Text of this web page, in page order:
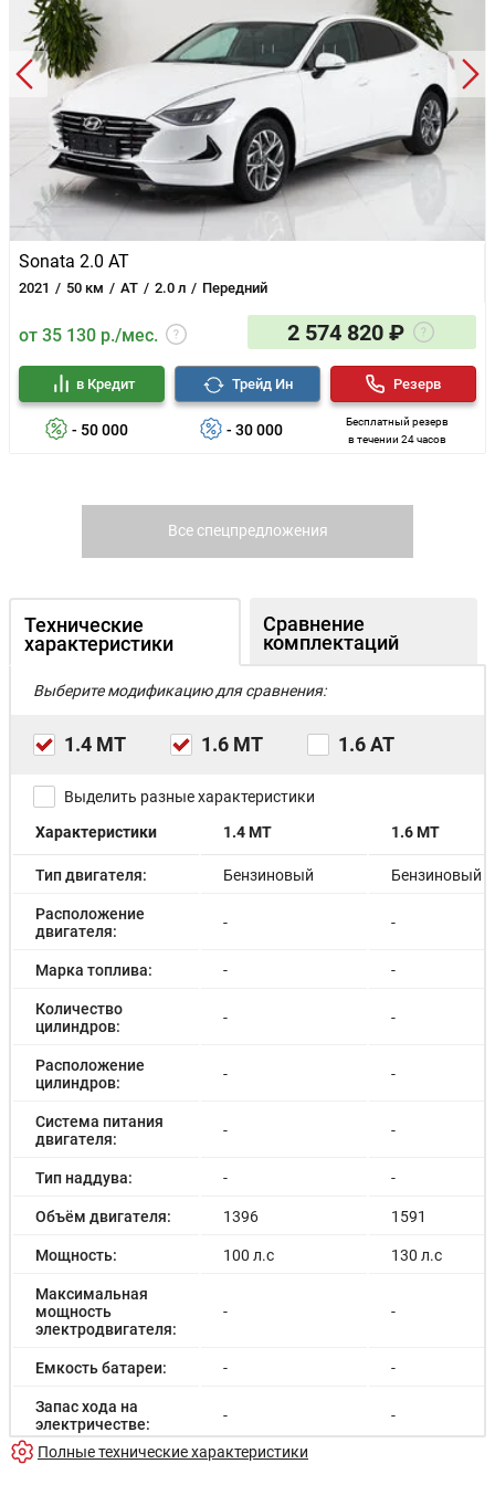
Sonata 2.0 AT
2021 50 км AT 2.0 л Передний
от 35 130 р./мес. 2 574 820 ₽
- 50 000
в Кредит
- 30 000
Трейд Ин
Бесплатный резерв
в течении 24 часов
Резерв
Все спецпредложения
Технические
характеристики
Сравнение
комплектаций
Выберите модификацию для сравнения:
1.4 МТ 1.6 МТ 1.6 АТ
Выделить разные характеристики
Характеристики
1.4 МТ 1.6 МТ
Тип двигателя: Бензиновый Бензиновый
Расположение
двигателя:
- -
Марка топлива: - -
Количество
цилиндров:
- -
Расположение
цилиндров:
- -
Система питания
двигателя:
- -
Тип наддува: - -
Объём двигателя: 1396 1591
Мощность: 100 л.с 130 л.с
Максимальная
мощность
электродвигателя:
- -
Емкость батареи: - -
Запас хода на
электричестве:
- -
Время зарядки: -
Полные технические характеристики